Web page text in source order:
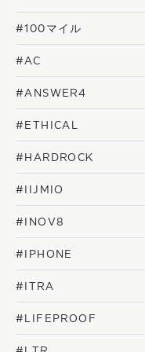
#100マイル
#AC
#ANSWER4
#ETHICAL
#HARDROCK
#IIJMIO
#INOV8
#IPHONE
#ITRA
#LIFEPROOF